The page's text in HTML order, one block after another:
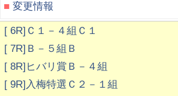
■ 変更情報
[ 6R]Ｃ１－４組Ｃ１
[ 7R]Ｂ－５組Ｂ
[ 8R]ヒバリ賞Ｂ－４組
[ 9R]入梅特選Ｃ２－１組